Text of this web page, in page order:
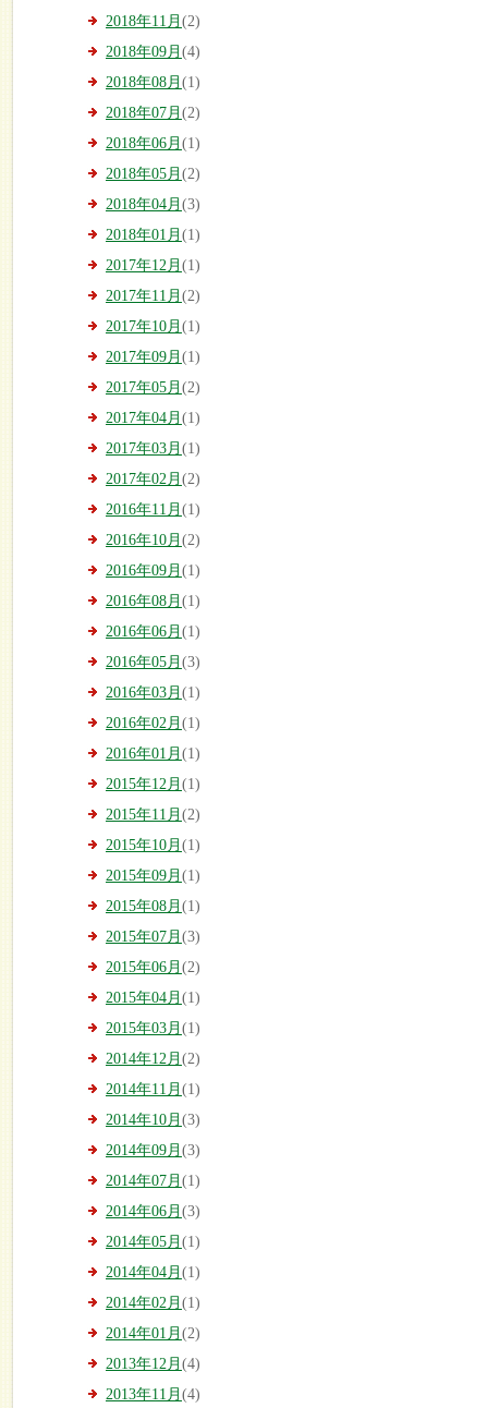
2018年11月 (2)
2018年09月 (4)
2018年08月 (1)
2018年07月 (2)
2018年06月 (1)
2018年05月 (2)
2018年04月 (3)
2018年01月 (1)
2017年12月 (1)
2017年11月 (2)
2017年10月 (1)
2017年09月 (1)
2017年05月 (2)
2017年04月 (1)
2017年03月 (1)
2017年02月 (2)
2016年11月 (1)
2016年10月 (2)
2016年09月 (1)
2016年08月 (1)
2016年06月 (1)
2016年05月 (3)
2016年03月 (1)
2016年02月 (1)
2016年01月 (1)
2015年12月 (1)
2015年11月 (2)
2015年10月 (1)
2015年09月 (1)
2015年08月 (1)
2015年07月 (3)
2015年06月 (2)
2015年04月 (1)
2015年03月 (1)
2014年12月 (2)
2014年11月 (1)
2014年10月 (3)
2014年09月 (3)
2014年07月 (1)
2014年06月 (3)
2014年05月 (1)
2014年04月 (1)
2014年02月 (1)
2014年01月 (2)
2013年12月 (4)
2013年11月 (4)